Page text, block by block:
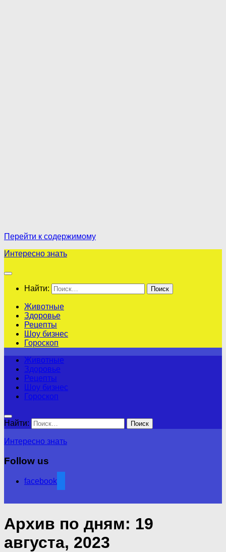
Перейти к содержимому
Интересно знать
Найти:
Животные
Здоровье
Рецепты
Шоу бизнес
Гороскоп
Животные
Здоровье
Рецепты
Шоу бизнес
Гороскоп
Найти:
Интересно знать
Follow us
facebook
Архив по дням: 19
августа, 2023